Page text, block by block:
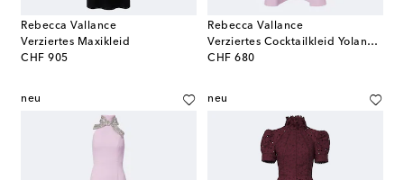
Rebecca Vallance
Verziertes Maxikleid
CHF 905
original price
Rebecca Vallance
Verziertes Cocktailkleid Yolanda aus Crêpe
CHF 680
original price
neu neu